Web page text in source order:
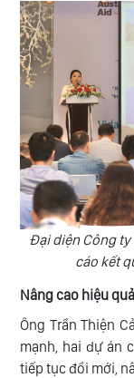
Đại diện Công ty
cáo kết
Nâng cao hiệu
Ông Trần Thiện
mạnh, hai dự án
tiếp tục đổi mới,